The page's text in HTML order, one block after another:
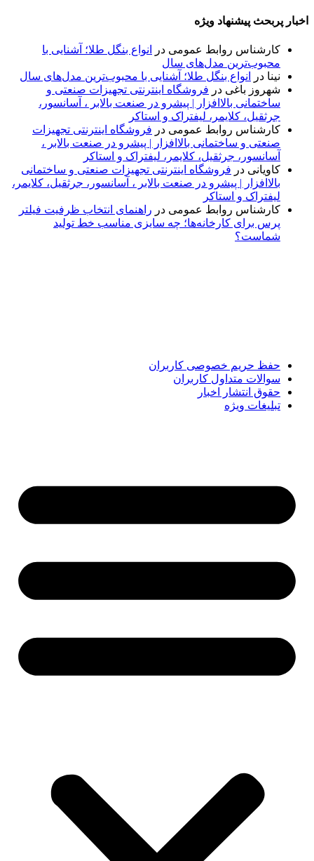
اخبار پربحث پیشنهاد ویژه
کارشناس روابط عمومی در
انواع بنگل طلا؛ آشنایی با
محبوب‌ترین مدل‌های سال
نینا در
انواع بنگل طلا؛ آشنایی با محبوب‌ترین مدل‌های سال
شهروز باغی در فروشگاه اینترنتی تجهیزات صنعتی و
ساختمانی بالاافزار | پیشرو در صنعت بالابر ، آسانسور،
جرثقیل، کلایمر، لیفتراک و استاکر
کارشناس روابط عمومی در فروشگاه اینترنتی تجهیزات
صنعتی و ساختمانی بالاافزار | پیشرو در صنعت بالابر ،
آسانسور، جرثقیل، کلایمر، لیفتراک و استاکر
کاویانی در فروشگاه اینترنتی تجهیزات صنعتی و ساختمانی
بالاافزار | پیشرو در صنعت بالابر ، آسانسور، جرثقیل، کلایمر،
لیفتراک و استاکر
کارشناس روابط عمومی در راهنمای انتخاب ظرفیت فیلتر
پرس برای کارخانه‌ها؛ چه سایزی مناسب خط تولید
شماست؟
حفظ حریم خصوصی کاربران
سوالات متداول کاربران
حقوق انتشار اخبار
تبلیغات ویژه